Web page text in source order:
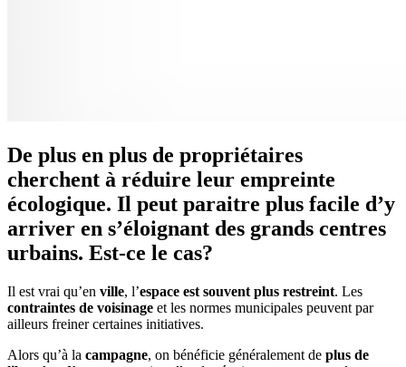
De plus en plus de propriétaires
cherchent à réduire leur empreinte
écologique. Il peut paraitre plus facile d’y
arriver en s’éloignant des grands centres
urbains. Est-ce le cas?
Il est vrai qu’en ville, l’espace est souvent plus restreint. Les
contraintes de voisinage et les normes municipales peuvent par
ailleurs freiner certaines initiatives.
Alors qu’à la campagne, on bénéficie généralement de plus de